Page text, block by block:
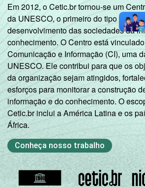
Em 2012, o Cetic.br tornou-se um
da UNESCO, o primeiro do tipo
desenvolvimento das sociedades da
conhecimento. O Centro está
Comunicação e Informação (CI), uma
UNESCO. Ele contribui para que os
da organização sejam atingidos,
esforços para monitorar a construção
informação e do conhecimento. O
Cetic.br inclui a América Latina e os
África.
Conheça nosso trabalho